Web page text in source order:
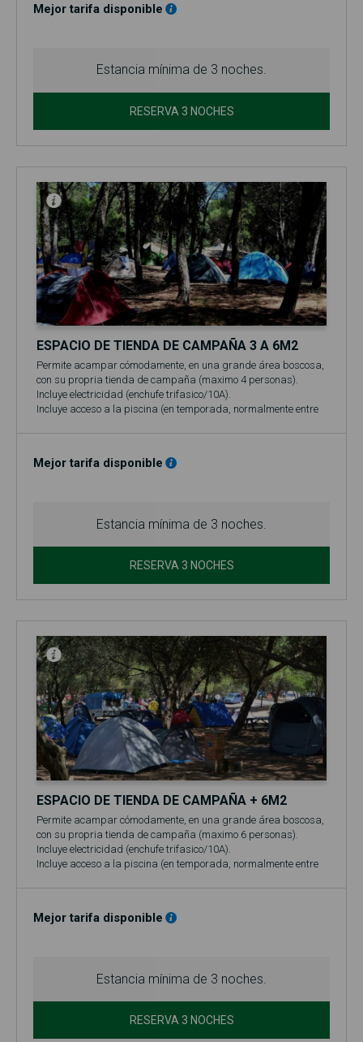
Mejor tarifa disponible
Estancia mínima de 3 noches.
RESERVA 3 NOCHES
ESPACIO DE TIENDA DE CAMPAÑA 3 A 6M2
Permite acampar cómodamente, en una grande área boscosa,
con su propria tienda de campaña (maximo 4 personas).
Incluye electricidad (enchufe trifasico/10A).
Incluye acceso a la piscina (en temporada, normalmente entre
Mejor tarifa disponible
Estancia mínima de 3 noches.
RESERVA 3 NOCHES
ESPACIO DE TIENDA DE CAMPAÑA + 6M2
Permite acampar cómodamente, en una grande área boscosa,
con su propria tienda de campaña (maximo 6 personas).
Incluye electricidad (enchufe trifasico/10A).
Incluye acceso a la piscina (en temporada, normalmente entre
Mejor tarifa disponible
Estancia mínima de 3 noches.
RESERVA 3 NOCHES